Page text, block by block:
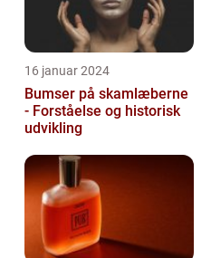
16 januar 2024
Bumser på skamlæberne
- Forståelse og historisk
udvikling